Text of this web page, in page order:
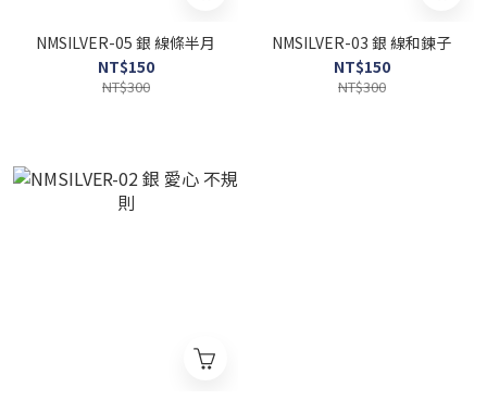
NMSILVER-05 銀 線條半月
NT$150
NT$300
NMSILVER-03 銀 線和鍊子
NT$150
NT$300